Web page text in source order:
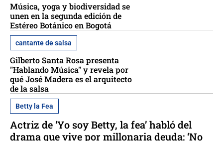
Música, yoga y biodiversidad se
unen en la segunda edición de
Estéreo Botánico en Bogotá
cantante de salsa
Gilberto Santa Rosa presenta
"Hablando Música" y revela por
qué José Madera es el arquitecto
de la salsa
Betty la Fea
Actriz de ‘Yo soy Betty, la fea’ habló del
drama que vive por millonaria deuda: ‘No